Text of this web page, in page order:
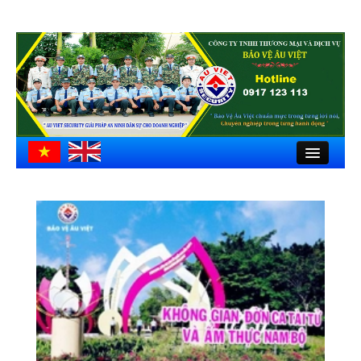
Trang chủ
Giới thiệu
Hồ sơ công ty